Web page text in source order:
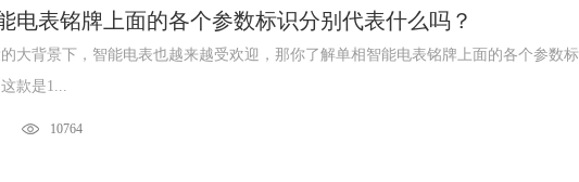
电表铭牌上面的各个参数标识分别代表什么吗？
大背景下，智能电表也越来越受欢迎，那你了解单相智能电表铭牌上面的各个参数标
款是1...
10764